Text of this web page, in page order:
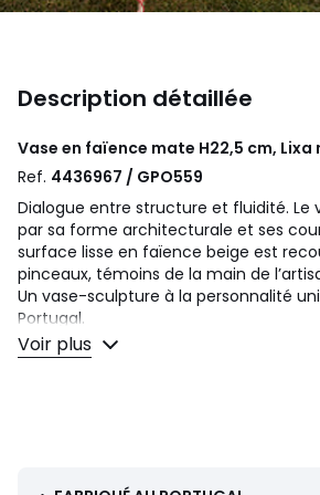
Description détaillée
Vase en faïence mate H22,5 cm, Lixa
Ref. 4436967 / GPO559
Dialogue entre structure et fluidité. Le
par sa forme architecturale et ses
surface lisse en faïence beige est
pinceaux, témoins de la main de
Un vase-sculpture à la personnalité
Portugal.
Description
Voir plus